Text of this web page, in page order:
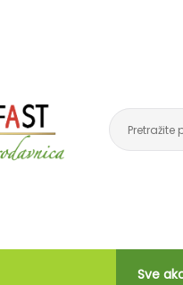
Sve